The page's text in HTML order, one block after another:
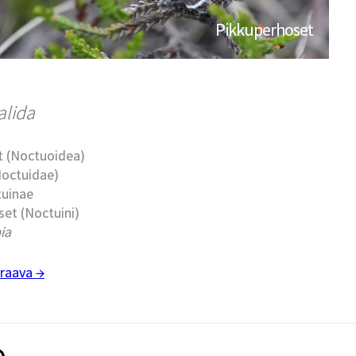
Pikkuperhoset
(Noctuoidea)
(Noctuini)
→